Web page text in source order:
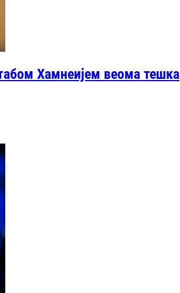
Хамнеијем веома тешка